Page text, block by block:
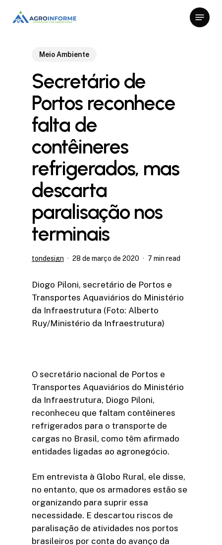
Menu
Meio Ambiente
Secretário de
Portos reconhece
falta de
contêineres
refrigerados, mas
descarta
paralisação nos
terminais
tondesign 28 de março de 2020 7 min read
Diogo Piloni, secretário de Portos e
Transportes Aquaviários do Ministério
da Infraestrutura (Foto: Alberto
Ruy/Ministério da Infraestrutura)
O secretário nacional de Portos e
Transportes Aquaviários do Ministério
da Infraestrutura, Diogo Piloni,
reconheceu que faltam contêineres
refrigerados para o transporte de
cargas no Brasil, como têm afirmado
entidades ligadas ao agronegócio.
Em entrevista à Globo Rural, ele disse,
no entanto, que os armadores estão se
organizando para suprir essa
necessidade. E descartou riscos de
paralisação de atividades nos portos
brasileiros por conta do avanço da